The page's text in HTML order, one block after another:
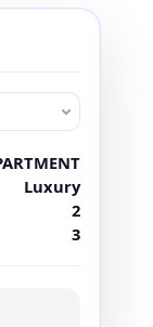
Luxury
2
3